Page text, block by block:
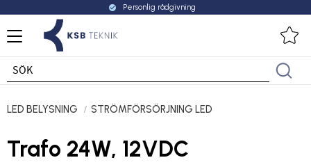
Meny
check_circle Personlig rådgivning
LED BELYSNING STRÖMFÖRSÖRJNING LED
Trafo 24W, 12VDC